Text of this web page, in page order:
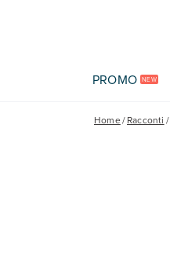
PROMO NEW
Home/Racconti /